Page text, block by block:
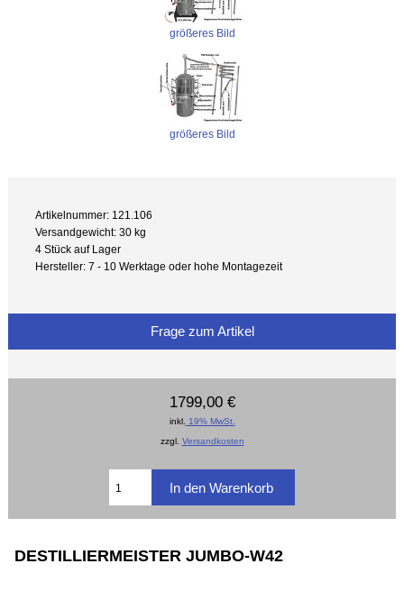
größeres Bild
größeres Bild
Artikelnummer: 121.106
Versandgewicht: 30 kg
4 Stück auf Lager
Hersteller: 7 - 10 Werktage oder hohe Montagezeit
Frage zum Artikel
1799,00 €
inkl. 19% MwSt.
zzgl. Versandkosten
DESTILLIERMEISTER JUMBO-W42